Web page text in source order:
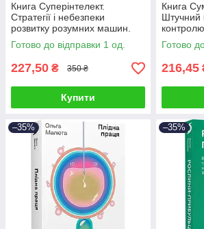
Книга Суперінтелект.
Стратегії і небезпеки
розвитку розумних машин.
Нік Бостром
Готово до відправки 1 од.
227,50 ₴ 350 ₴
Купити
Книга
Штучний
Готово
216,45
–35% –35%